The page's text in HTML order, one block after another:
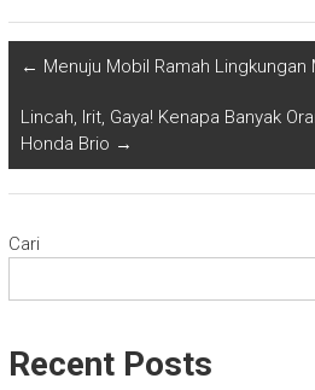
← Menuju Mobil Ramah
Lincah, Irit, Gaya! Kenapa Banyak
Honda Brio →
Cari
Recent Posts